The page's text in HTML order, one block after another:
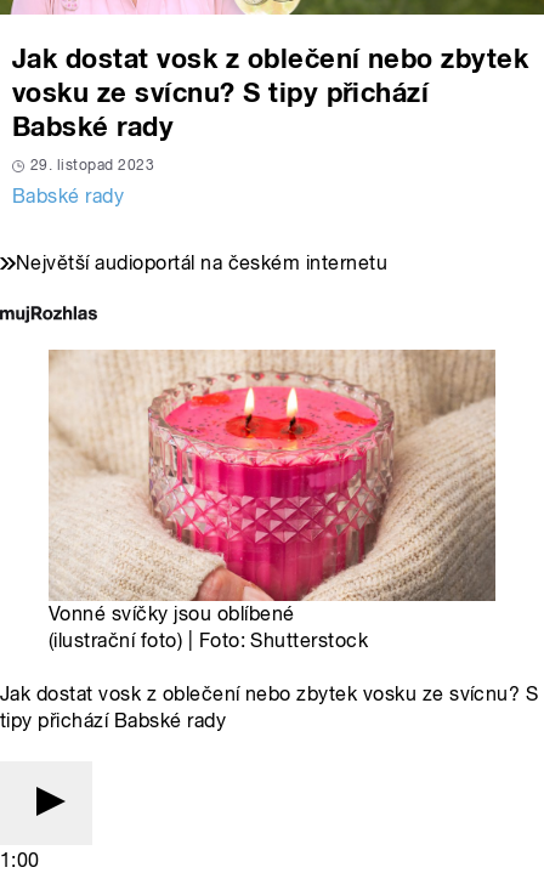
Jak dostat vosk z oblečení nebo zbytek
vosku ze svícnu? S tipy přichází
Babské rady
29. listopad 2023
Babské rady
Největší audioportál na českém internetu
Vonné svíčky jsou oblíbené
(ilustrační foto) | Foto: Shutterstock
Jak dostat vosk z oblečení nebo zbytek vosku ze svícnu? S
tipy přichází Babské rady
1:00